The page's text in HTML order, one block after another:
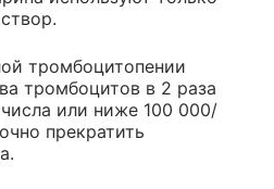
тромбоцитопении
тромбоцитов в 2 раза
или ниже 100 000/
прекратить